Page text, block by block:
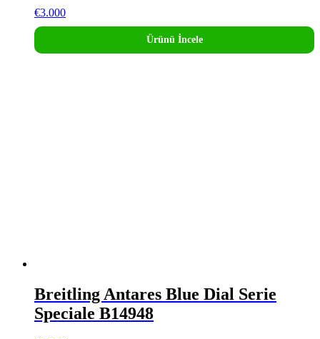
€3.000
Ürünü İncele
Breitling Antares Blue Dial Serie
Speciale B14948